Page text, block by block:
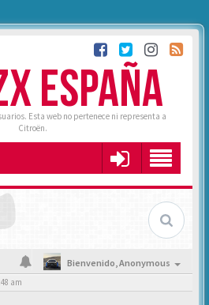
ESPAÑA
Esta web no pertenece ni representa a
Citroën.
Bienvenido,Anonymous
am